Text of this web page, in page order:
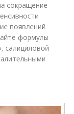
сокращение
появлений
формулы
салициловой